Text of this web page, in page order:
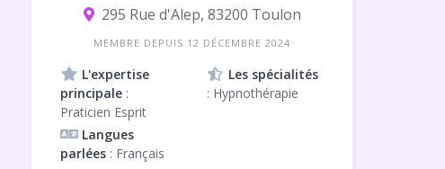
295 Rue d'Alep, 83200 Toulon
MEMBRE DEPUIS 12 DÉCEMBRE 2024
L'expertise
principale :
Praticien Esprit
Les spécialités
: Hypnothérapie
Langues
parlées : Français